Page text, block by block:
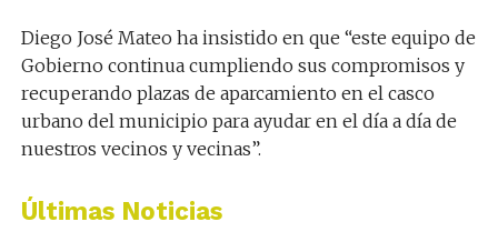
Diego José Mateo ha insistido en que “este equipo de
Gobierno continua cumpliendo sus compromisos y
recuperando plazas de aparcamiento en el casco
urbano del municipio para ayudar en el día a día de
nuestros vecinos y vecinas”.
Últimas Noticias